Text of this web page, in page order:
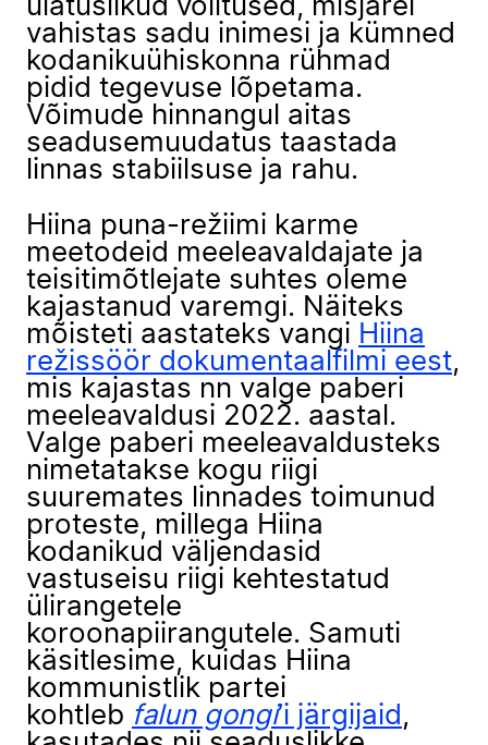
ulatuslikud volitused, misjärel
vahistas sadu inimesi ja kümned
kodanikuühiskonna rühmad
pidid tegevuse lõpetama.
Võimude hinnangul aitas
seadusemuudatus taastada
linnas stabiilsuse ja rahu.
Hiina puna-režiimi karme
meetodeid meeleavaldajate ja
teisitimõtlejate suhtes oleme
kajastanud varemgi. Näiteks
mõisteti aastateks vangi Hiina
režissöör dokumentaalfilmi eest,
mis kajastas nn valge paberi
meeleavaldusi 2022. aastal.
Valge paberi meeleavaldusteks
nimetatakse kogu riigi
suuremates linnades toimunud
proteste, millega Hiina
kodanikud väljendasid
vastuseisu riigi kehtestatud
ülirangetele
koroonapiirangutele. Samuti
käsitlesime, kuidas Hiina
kommunistlik partei
kohtleb falun gongi’i järgijaid ,